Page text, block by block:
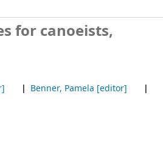
for canoeists,
Benner, Pamela [editor]